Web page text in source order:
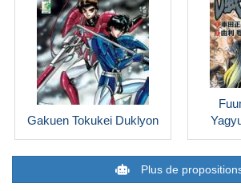
Gakuen Tokukei Duklyon
Plus de